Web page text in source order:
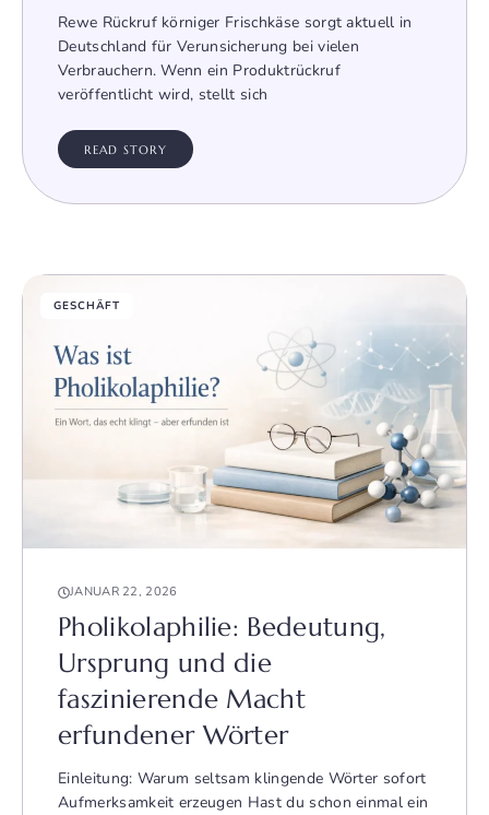
Rewe Rückruf körniger Frischkäse sorgt aktuell in
Deutschland für Verunsicherung bei vielen
Verbrauchern. Wenn ein Produktrückruf
veröffentlicht wird, stellt sich
READ STORY
GESCHÄFT
JANUAR 22, 2026
Pholikolaphilie: Bedeutung,
Ursprung und die
faszinierende Macht
erfundener Wörter
Einleitung: Warum seltsam klingende Wörter sofort
Aufmerksamkeit erzeugen Hast du schon einmal ein